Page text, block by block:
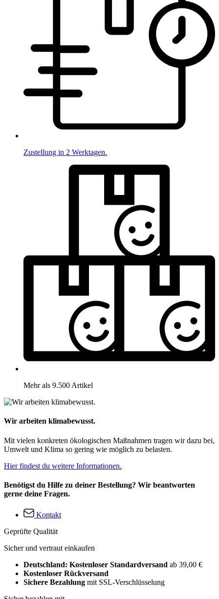
Zustellung in 2 Werktagen.
Mehr als 9.500 Artikel
Wir arbeiten klimabewusst.
Mit vielen konkreten ökologischen Maßnahmen tragen wir dazu bei,
Umwelt und Klima so gering wie möglich zu belasten.
Hier findest du weitere Informationen.
Benötigst du Hilfe zu deiner Bestellung? Wir beantworten
gerne deine Fragen.
Kontakt
Geprüfte Qualität
Sicher und vertraut einkaufen
Deutschland: Kostenloser Standardversand ab 39,00 €
Kostenloser Rückversand
Sichere Bezahlung mit SSL-Verschlüsselung